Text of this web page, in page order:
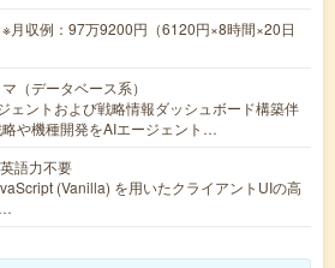
収例：97万9200円（6120円×8時間×20日
（データベース系）
ェントおよび戦略情報ダッシュボード構築伴
や機種開発をAIエージェント…
語力不要
(Vanilla) を用いたクライアントUIの高